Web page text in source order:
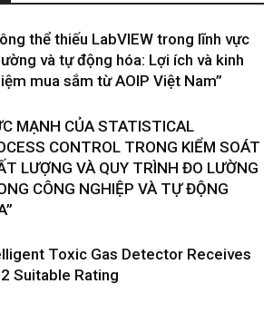
thể thiếu LabVIEW trong lĩnh vực
và tự động hóa: Lợi ích và kinh
mua sắm từ AOIP Việt Nam”
MẠNH CỦA STATISTICAL
CONTROL TRONG KIỂM SOÁT
LƯỢNG VÀ QUY TRÌNH ĐO LƯỜNG
CÔNG NGHIỆP VÀ TỰ ĐỘNG
Toxic Gas Detector Receives
Suitable Rating